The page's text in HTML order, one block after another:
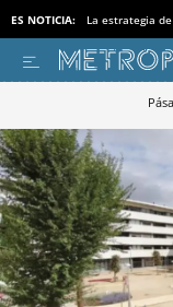
ES NOTICIA: La estrategia